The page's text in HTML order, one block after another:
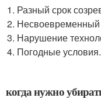
Разный срок
Несвоевременный
Нарушение
Погодные условия.
когда нужно